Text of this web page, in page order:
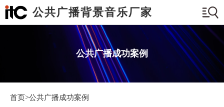
公共广播背景音乐厂家
公共广播成功案例
首页>公共广播成功案例